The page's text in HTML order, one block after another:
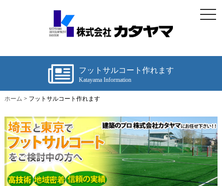
フットサルコート作れます
Katayama Information
ホーム > フットサルコート作れます